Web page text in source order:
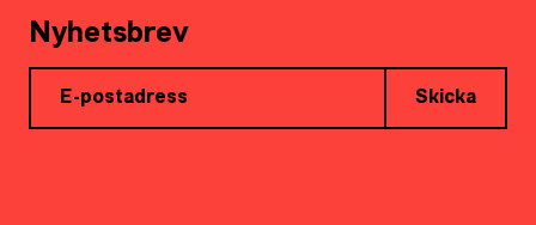
Nyhetsbrev
Skicka